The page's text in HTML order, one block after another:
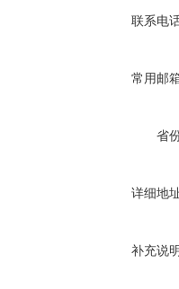
联系电
常用邮
省
详细地
补充说